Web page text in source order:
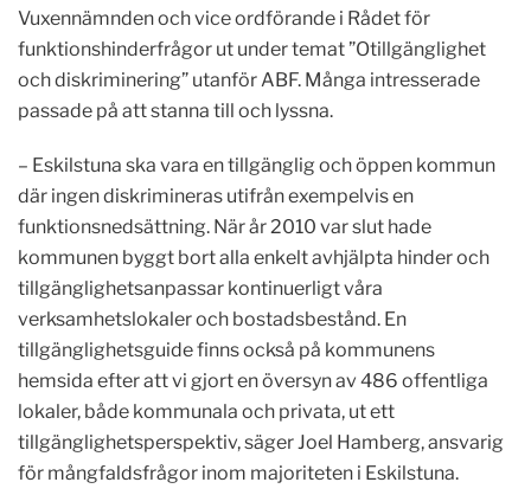
Vuxennämnden och vice ordförande i Rådet för
funktionshinderfrågor ut under temat ”Otillgänglighet
och diskriminering” utanför ABF. Många intresserade
passade på att stanna till och lyssna.
– Eskilstuna ska vara en tillgänglig och öppen kommun
där ingen diskrimineras utifrån exempelvis en
funktionsnedsättning. När år 2010 var slut hade
kommunen byggt bort alla enkelt avhjälpta hinder och
tillgänglighetsanpassar kontinuerligt våra
verksamhetslokaler och bostadsbestånd. En
tillgänglighetsguide finns också på kommunens
hemsida efter att vi gjort en översyn av 486 offentliga
lokaler, både kommunala och privata, ut ett
tillgänglighetsperspektiv, säger Joel Hamberg, ansvarig
för mångfaldsfrågor inom majoriteten i Eskilstuna.